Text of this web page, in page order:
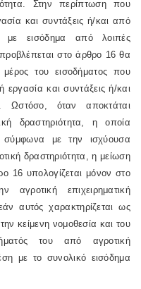
Στην περίπτωση που
και συντάξεις ή/και από
με εισόδημα από λοιπές
στο άρθρο 16 θα
του εισοδήματος που
εργασία και συντάξεις ή/και
Ωστόσο, όταν αποκτάται
δραστηριότητα, η οποία
με την ισχύουσα
δραστηριότητα, η μείωση
16 υπολογίζεται μόνον στο
επιχειρηματική
αυτός χαρακτηρίζεται ως
κείμενη νομοθεσία και του
του από αγροτική
με το συνολικό εισόδημα